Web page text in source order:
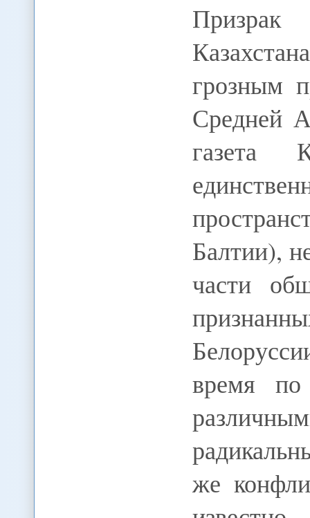
грозным
Средней
газета
Балтии),
части
время
же